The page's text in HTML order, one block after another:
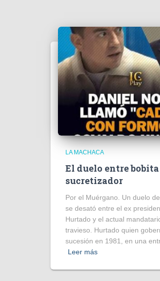
LA MACHACA
El duelo entre
sucretizador
Por el Muérgano. Un duelo
se desató entre el ex
Hurtado y el actual
travieso. Hurtado quien
sucesión en 1981, en una
Leer más